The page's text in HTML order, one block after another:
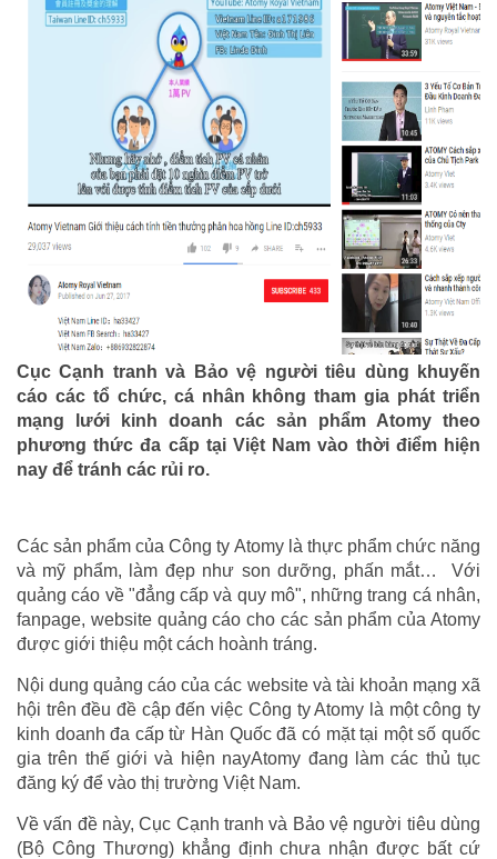
Cục Cạnh tranh và Bảo vệ người tiêu dùng khuyến
cáo các tổ chức, cá nhân không tham gia phát triển
mạng lưới kinh doanh các sản phẩm Atomy theo
phương thức đa cấp tại Việt Nam vào thời điểm hiện
nay để tránh các rủi ro.
Các sản phẩm của Công ty Atomy là thực phẩm chức năng
và mỹ phẩm, làm đẹp như son dưỡng, phấn mắt… Với
quảng cáo về "đẳng cấp và quy mô", những trang cá nhân,
fanpage, website quảng cáo cho các sản phẩm của Atomy
được giới thiệu một cách hoành tráng.
Nội dung quảng cáo của các website và tài khoản mạng xã
hội trên đều đề cập đến việc Công ty Atomy là một công ty
kinh doanh đa cấp từ Hàn Quốc đã có mặt tại một số quốc
gia trên thế giới và hiện nayAtomy đang làm các thủ tục
đăng ký để vào thị trường Việt Nam.
Về vấn đề này, Cục Cạnh tranh và Bảo vệ người tiêu dùng
(Bộ Công Thương) khẳng định chưa nhận được bất cứ